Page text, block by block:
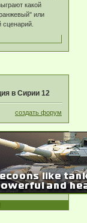
какой
или
сценарий.
в Сирии 12
создать форум